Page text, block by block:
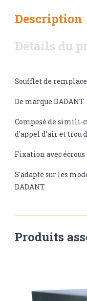
Description
Détails du
Soufflet de
De marque DADANT
Composé de simili-
d'appel d'air et trou
Fixation avec écrous
S'adapte sur les
DADANT
Produits